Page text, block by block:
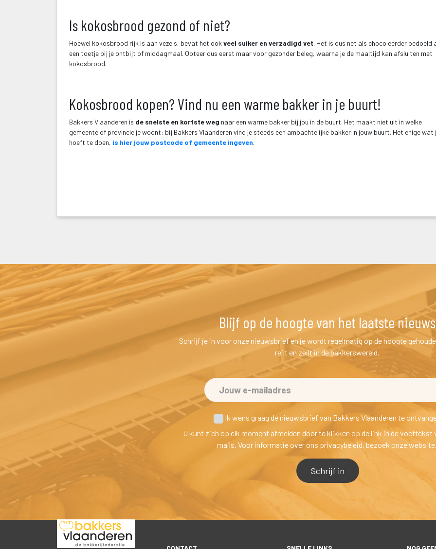
Is kokosbrood gezond of niet?
Hoewel kokosbrood rijk is aan vezels, bevat het ook veel suiker en verzadigd vet. Het is dus net als choco eerder bedoeld
een toetje bij je ontbijt of middagmaal. Opteer dus eerst maar voor gezonder beleg, waarna je de maaltijd kan afsluiten met
kokosbrood.
Kokosbrood kopen? Vind nu een warme bakker in je buurt!
Bakkers Vlaanderen is de snelste en kortste weg naar een warme bakker bij jou in de buurt. Het maakt niet uit in welke
gemeente of provincie je woont: bij Bakkers Vlaanderen vind je steeds een ambachtelijke bakker in jouw buurt. Het enige wat
hoeft te doen, is hier jouw postcode of gemeente ingeven.
Blijf op de hoogte van het laatste nieuw
Schrijf je in voor onze nieuwsbrief en je wordt regelmatig op de hoogte
reilt en zeilt in de bakkerswereld.
Ik wens graag de nieuwsbrief van Bakkers Vlaanderen te
U kunt zich op elk moment afmelden door te klikken op de link in de voettekst
mails. Voor informatie over ons privacybeleid, bezoek onze